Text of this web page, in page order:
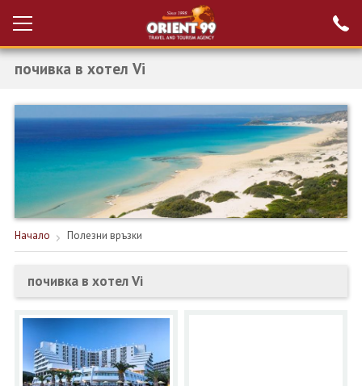
Вход за агенти
РАННИ ЗАПИСВАНИЯ ТУРЦИЯ
НОВА ГОДИНА ТУРЦИЯ
НОВА ГОДИНА
ПОЧИВКИ
КРУИЗИ
ЕКЗОТИКА
ЕКСКУРЗИИ
ОЩЕ
почивка в хотел Vi
Начало Полезни връзки
почивка в хотел Vi